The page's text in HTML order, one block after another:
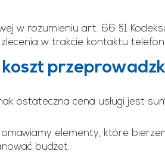
w rozumieniu art. 66 §1
w trakcie kontaktu
koszt
ostateczna cena usługi jest
omawiamy elementy, które
budżet.